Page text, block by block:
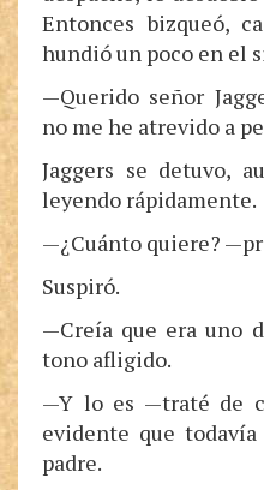
Entonces bizqueó,
hundió un poco en el
—Querido señor
no me he atrevido a
Jaggers se detuvo,
leyendo rápidamente.
—¿Cuánto quiere?
Suspiró.
—Creía que era uno
tono afligido.
—Y lo es —traté de
evidente que
padre.